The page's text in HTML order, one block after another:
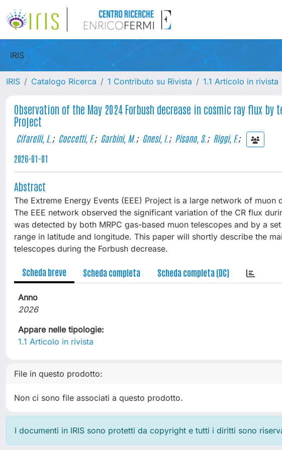
IRIS
IRIS Catalogo Ricerca 1 Contributo su Rivista 1.1 Articolo in rivista
Observation of the May 2024 Forbush decrease in cosmic ray flux by
Project
Cifarelli, L. ; Coccetti, F.; Garbini, M.; Gnesi, I.; Pisano, S.; Riggi, F.;
2026-01-01
Abstract
The Extreme Energy Events (EEE) Project is a large network of
The EEE network observed the significant variation of the CR flux
was detected by both MRPC gas-based muon telescopes and by a
range in latitude and longitude. This paper will shortly describe the
telescopes during the Forbush decrease.
Scheda breve Scheda completa Scheda completa (DC)
Anno
2026
Appare nelle tipologie:
1.1 Articolo in rivista
File in questo prodotto:
Non ci sono file associati a questo prodotto.
I documenti in IRIS sono protetti da copyright e tutti i diritti sono